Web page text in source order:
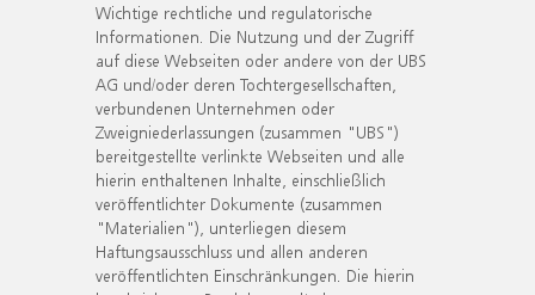
Wichtige rechtliche und regulatorische
Informationen. Die Nutzung und der Zugriff
auf diese Webseiten oder andere von der UBS
AG und/oder deren Tochtergesellschaften,
verbundenen Unternehmen oder
Zweigniederlassungen (zusammen "UBS")
bereitgestellte verlinkte Webseiten und alle
hierin enthaltenen Inhalte, einschließlich
veröffentlichter Dokumente (zusammen
"Materialien"), unterliegen diesem
Haftungsausschluss und allen anderen
veröffentlichten Einschränkungen. Die hierin